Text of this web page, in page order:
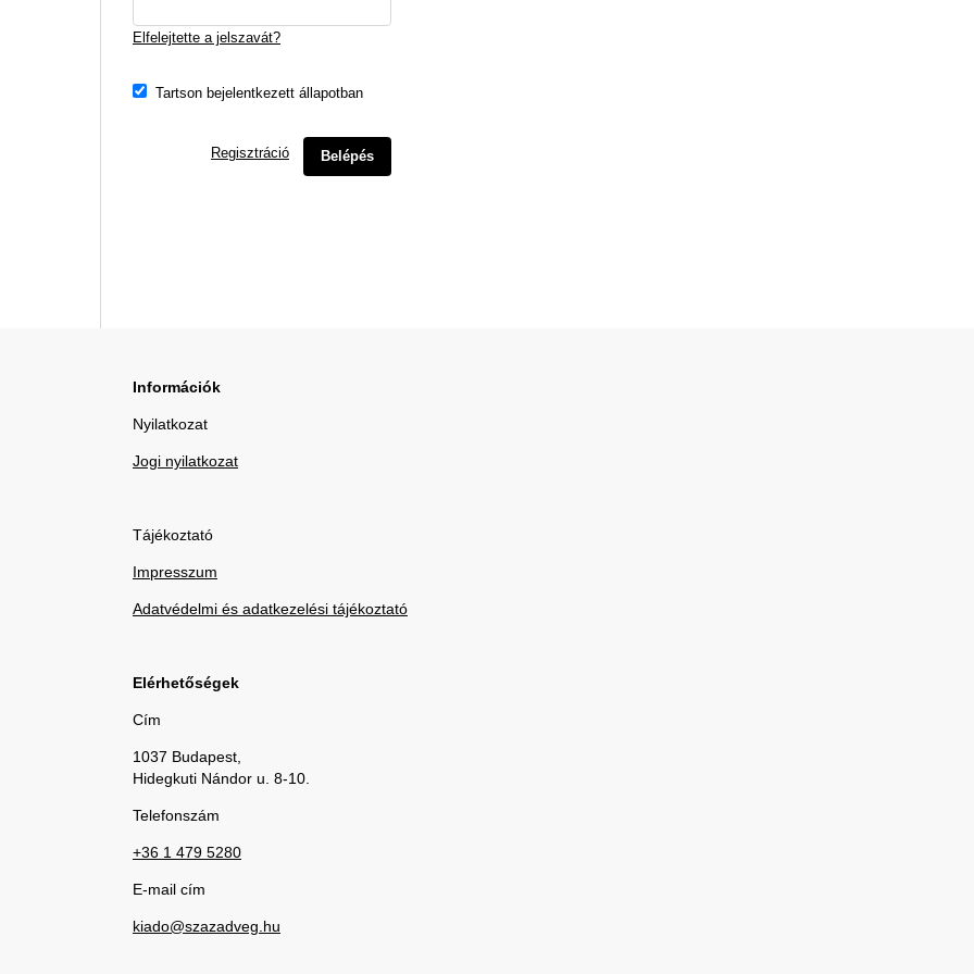
Elfelejtette a jelszavát?
Tartson bejelentkezett állapotban
Belépés
Regisztráció
Információk
Nyilatkozat
Jogi nyilatkozat
Tájékoztató
Impresszum
Adatvédelmi és adatkezelési tájékoztató
Elérhetőségek
Cím
1037 Budapest,
Hidegkuti Nándor u. 8-10.
Telefonszám
+36 1 479 5280
E-mail cím
kiado@szazadveg.hu